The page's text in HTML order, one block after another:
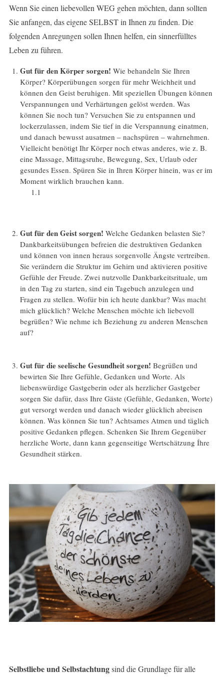
Wenn Sie einen liebevollen WEG gehen möchten, dann sollten
Sie anfangen, das eigene SELBST in Ihnen zu finden. Die
folgenden Anregungen sollen Ihnen helfen, ein sinnerfülltes
Leben zu führen.
Gut für den Körper sorgen! Wie behandeln Sie Ihren
Körper? Körperübungen sorgen für mehr Weichheit und
können den Geist beruhigen. Mit speziellen Übungen können
Verspannungen und Verhärtungen gelöst werden. Was
können Sie noch tun? Versuchen Sie zu entspannen und
lockerzulassen, indem Sie tief in die Verspannung einatmen,
und danach bewusst ausatmen – nachspüren – wahrnehmen.
Vielleicht benötigt Ihr Körper noch etwas anderes, wie z. B.
eine Massage, Mittagsruhe, Bewegung, Sex, Urlaub oder
gesundes Essen. Spüren Sie in Ihren Körper hinein, was er im
Moment wirklich brauchen kann.
Gut für den Geist sorgen! Welche Gedanken belasten Sie?
Dankbarkeitsübungen befreien die destruktiven Gedanken
und können von innen heraus sorgenvolle Ängste vertreiben.
Sie verändern die Struktur im Gehirn und aktivieren positive
Gefühle der Freude. Zwei nutzvolle Dankbarkeitsrituale, um
in den Tag zu starten, sind ein Tagebuch anzulegen und
Fragen zu stellen. Wofür bin ich heute dankbar? Was macht
mich glücklich? Welche Menschen möchte ich liebevoll
begrüßen? Wie nehme ich Beziehung zu anderen Menschen
auf?
Gut für die seelische Gesundheit sorgen! Begrüßen und
bewirten Sie Ihre Gefühle, Gedanken und Worte. Als
liebenswürdige Gastgeberin oder als herzlicher Gastgeber
sorgen Sie dafür, dass Ihre Gäste (Gefühle, Gedanken, Worte)
gut versorgt werden und danach wieder glücklich abreisen
können. Was können Sie tun? Achtsames Atmen und täglich
positive Gedanken pflegen. Schenken Sie Ihrem Gegenüber
herzliche Worte, dann kann gegenseitige Wertschätzung Íhre
Gesundheit stärken.
Selbstliebe und Selbstachtungsind die Grundlage für alle